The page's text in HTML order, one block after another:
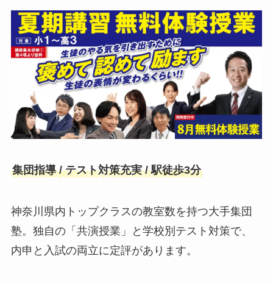
集団指導 / テスト対策充実 / 駅徒歩3分
神奈川県内トップクラスの教室数を持つ大手集団
塾。独自の「共演授業」と学校別テスト対策で、
内申と入試の両立に定評があります。